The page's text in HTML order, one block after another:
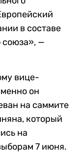
в составе
союза», —
вице-
он
на саммите
который
на
7 июня.